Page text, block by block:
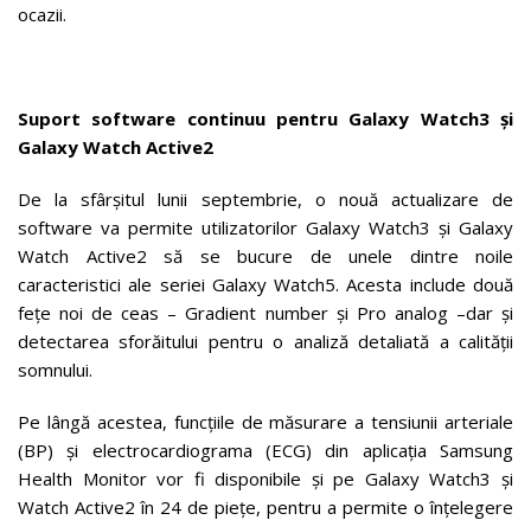
ocazii.
Suport software continuu pentru Galaxy Watch3 și
Galaxy Watch Active2
De la sfârșitul lunii septembrie, o nouă actualizare de
software va permite utilizatorilor Galaxy Watch3 și Galaxy
Watch Active2 să se bucure de unele dintre noile
caracteristici ale seriei Galaxy Watch5. Acesta include două
fețe noi de ceas – Gradient number și Pro analog –dar și
detectarea sforăitului pentru o analiză detaliată a calității
somnului.
Pe lângă acestea, funcțiile de măsurare a tensiunii arteriale
(BP) și electrocardiograma (ECG) din aplicația Samsung
Health Monitor vor fi disponibile și pe Galaxy Watch3 și
Watch Active2 în 24 de piețe, pentru a permite o înțelegere